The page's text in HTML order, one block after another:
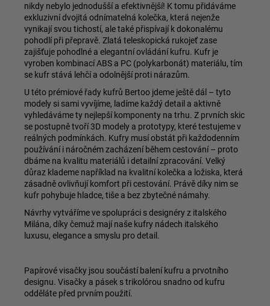
nikdy nebylo jednodušší a efektivnější! K tomu přidáváme
exkluzivní dvojitá odnímatelná kolečka, která nejenže
vynikají svou tichostí, ale také přispívají k dokonalému
pohodlí při přepravě. Zlatá teleskopická rukojeť zase
zajišťuje pohodlné a elegantní ovládání kufru. Kufr je
vyroben kombinací ABS a PC (polykarbonát) materiálu, tím
se kufr stává lehčí a odolnější proti nárazům.
U této prémiové řady kufrů Bertoo jdeme ještě dál – tyto
modely si sami vyvíjíme, ladíme každý detail a aktivně
vyhledáváme ty nejlepší komponenty na trhu. Z prvních skic
se postupně tvoří 3D modely a prototypy, které testujeme v
reálných podmínkách. Kufry musí obstát při každodenním
používání i náročném zacházení během cestování – proto
dbáme na kvalitu materiálů i detailní zpracování. Velký
důraz klademe například na kvalitní kolečka a ložiska, která
zásadně ovlivňují komfort při cestování. Právě díky nim se
kufr pohybuje hladce, tiše a bez zbytečné námahy.
Návrhy vytváříme ve spolupráci s designéry z italského
Milána, díky čemuž mají naše kufry nádech italského
luxusu, elegance a smyslu pro detail.
Papírové visačky jsou součástí balení kufru a prvotního
designu. Visačky a pásek s trikolórou snadno od kufru
odděláte před prvním použití.